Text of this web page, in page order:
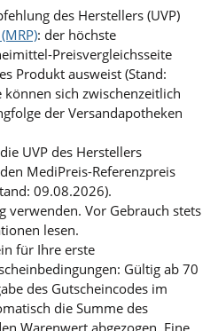
des Herstellers (UVP)
: der höchste
Preisvergleichsseite
Produkt ausweist (Stand:
sich zwischenzeitlich
der Versandapotheken
UVP des Herstellers
MediPreis-Referenzpreis
09.08.2026).
verwenden. Vor Gebrauch stets
lesen.
für Ihre erste
Gültig ab 70
des Gutscheincodes im
die Summe des
Warenwert abgezogen. Eine